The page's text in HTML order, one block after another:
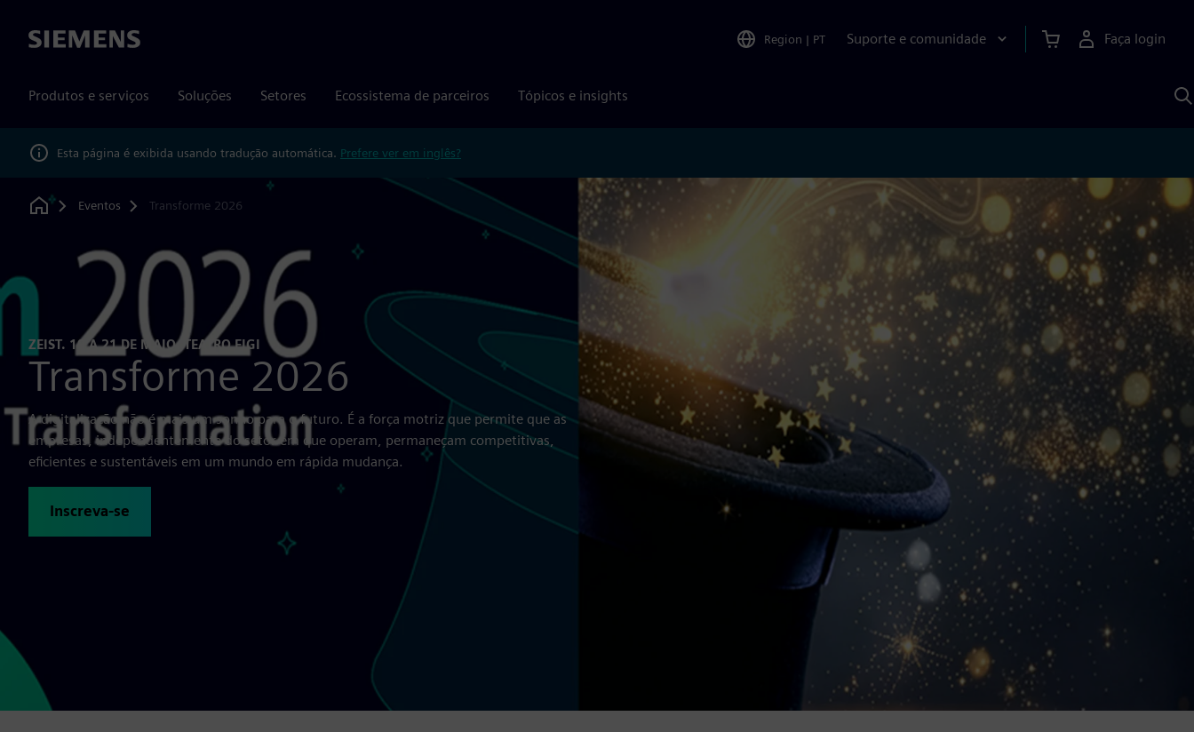
Siemens Region | PT Suporte e comunidade Faça login
Produtos e serviços Soluções Setores Ecossistema de parceiros Tópicos e insights
Esta página é exibida usando tradução automática. Prefere ver em inglês?
Home
Eventos Transforme 2026
ZEIST. 19 A 21 DE MAIO. TEATRO FIGI
Transforme 2026
A digitalização não é mais um sonho para o futuro. É a força motriz que permite que as
empresas, independentemente do setor em que operam, permaneçam competitivas,
eficientes e sustentáveis em um mundo em rápida mudança.
Inscreva-se